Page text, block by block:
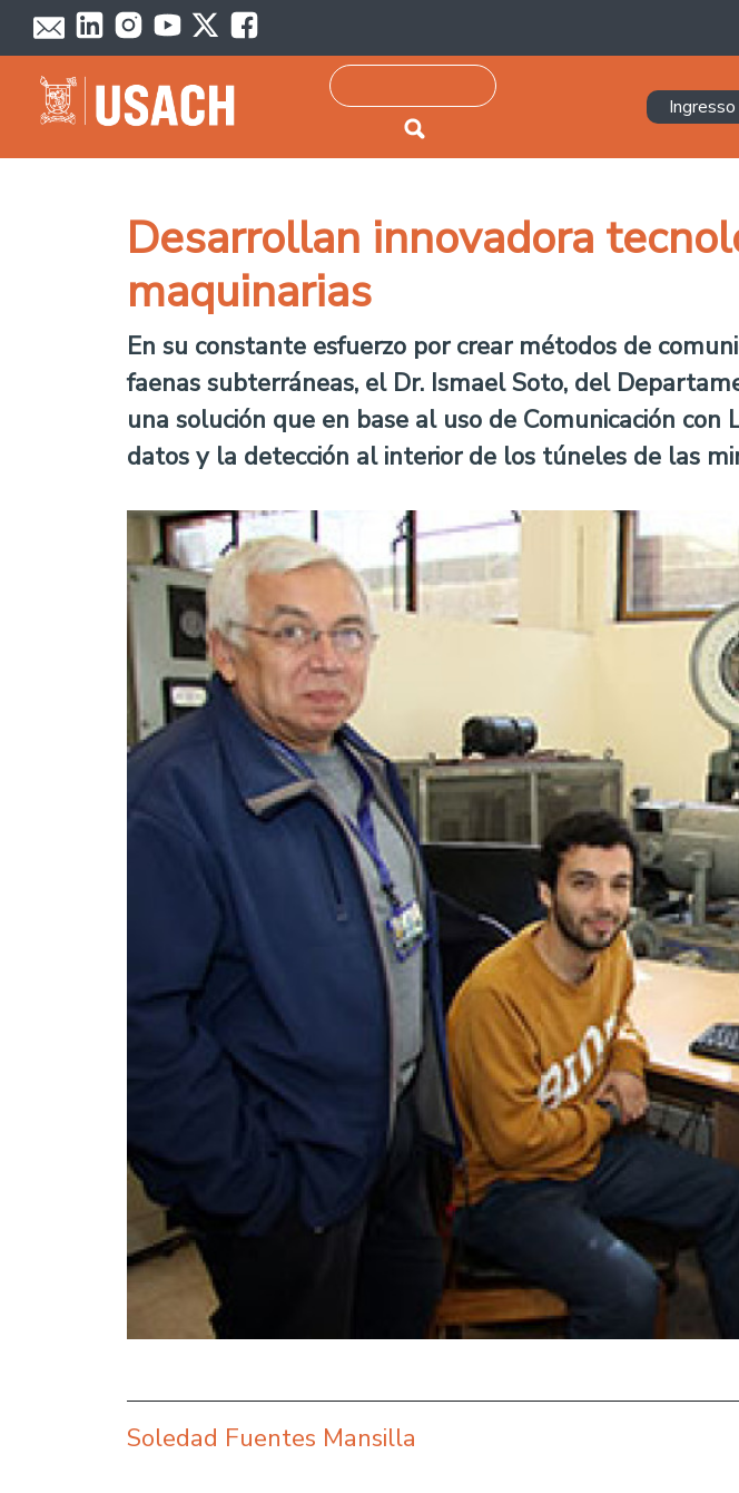
Passar para o conteúdo principal
Pesquisar
Ingresso
Desarrollan innovadora
maquinarias
En su constante esfuerzo por crear métodos de
faenas subterráneas, el Dr. Ismael Soto, del
una solución que en base al uso de Comunicación
datos y la detección al interior de los túneles de las
Soledad Fuentes Mansilla